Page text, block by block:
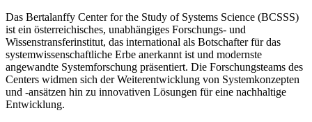
Das Bertalanffy Center for the Study of Systems Science (BCSSS)
ist ein österreichisches, unabhängiges Forschungs- und
Wissenstransferinstitut, das international als Botschafter für das
systemwissenschaftliche Erbe anerkannt ist und modernste
angewandte Systemforschung präsentiert. Die Forschungsteams des
Centers widmen sich der Weiterentwicklung von Systemkonzepten
und -ansätzen hin zu innovativen Lösungen für eine nachhaltige
Entwicklung.